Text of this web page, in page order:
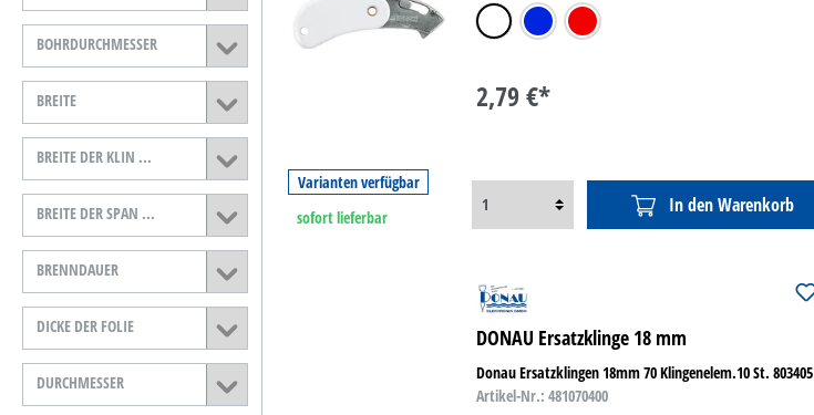
BOHRDURCHMESSER
BREITE
BREITE DER KLIN ...
BREITE DER SPAN ...
BRENNDAUER
DICKE DER FOLIE
DURCHMESSER
weiß blau
2,79 €*
Varianten verfügbar
sofort lieferbar
In den Warenkorb
DONAU Ersatzklinge 18 mm
Donau Ersatzklingen 18mm 70 Klingenelem.10 St. 803405
Artikel-Nr.: 481070400